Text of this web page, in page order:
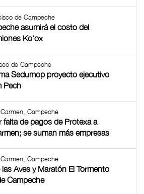
de Campeche
asumirá el costo del
Ko'ox
de Campeche
Sedumop proyecto ejecutivo
Pech
Campeche
de pagos de Protexa a
se suman más empresas
Campeche
Aves y Maratón El Tormento
Campeche